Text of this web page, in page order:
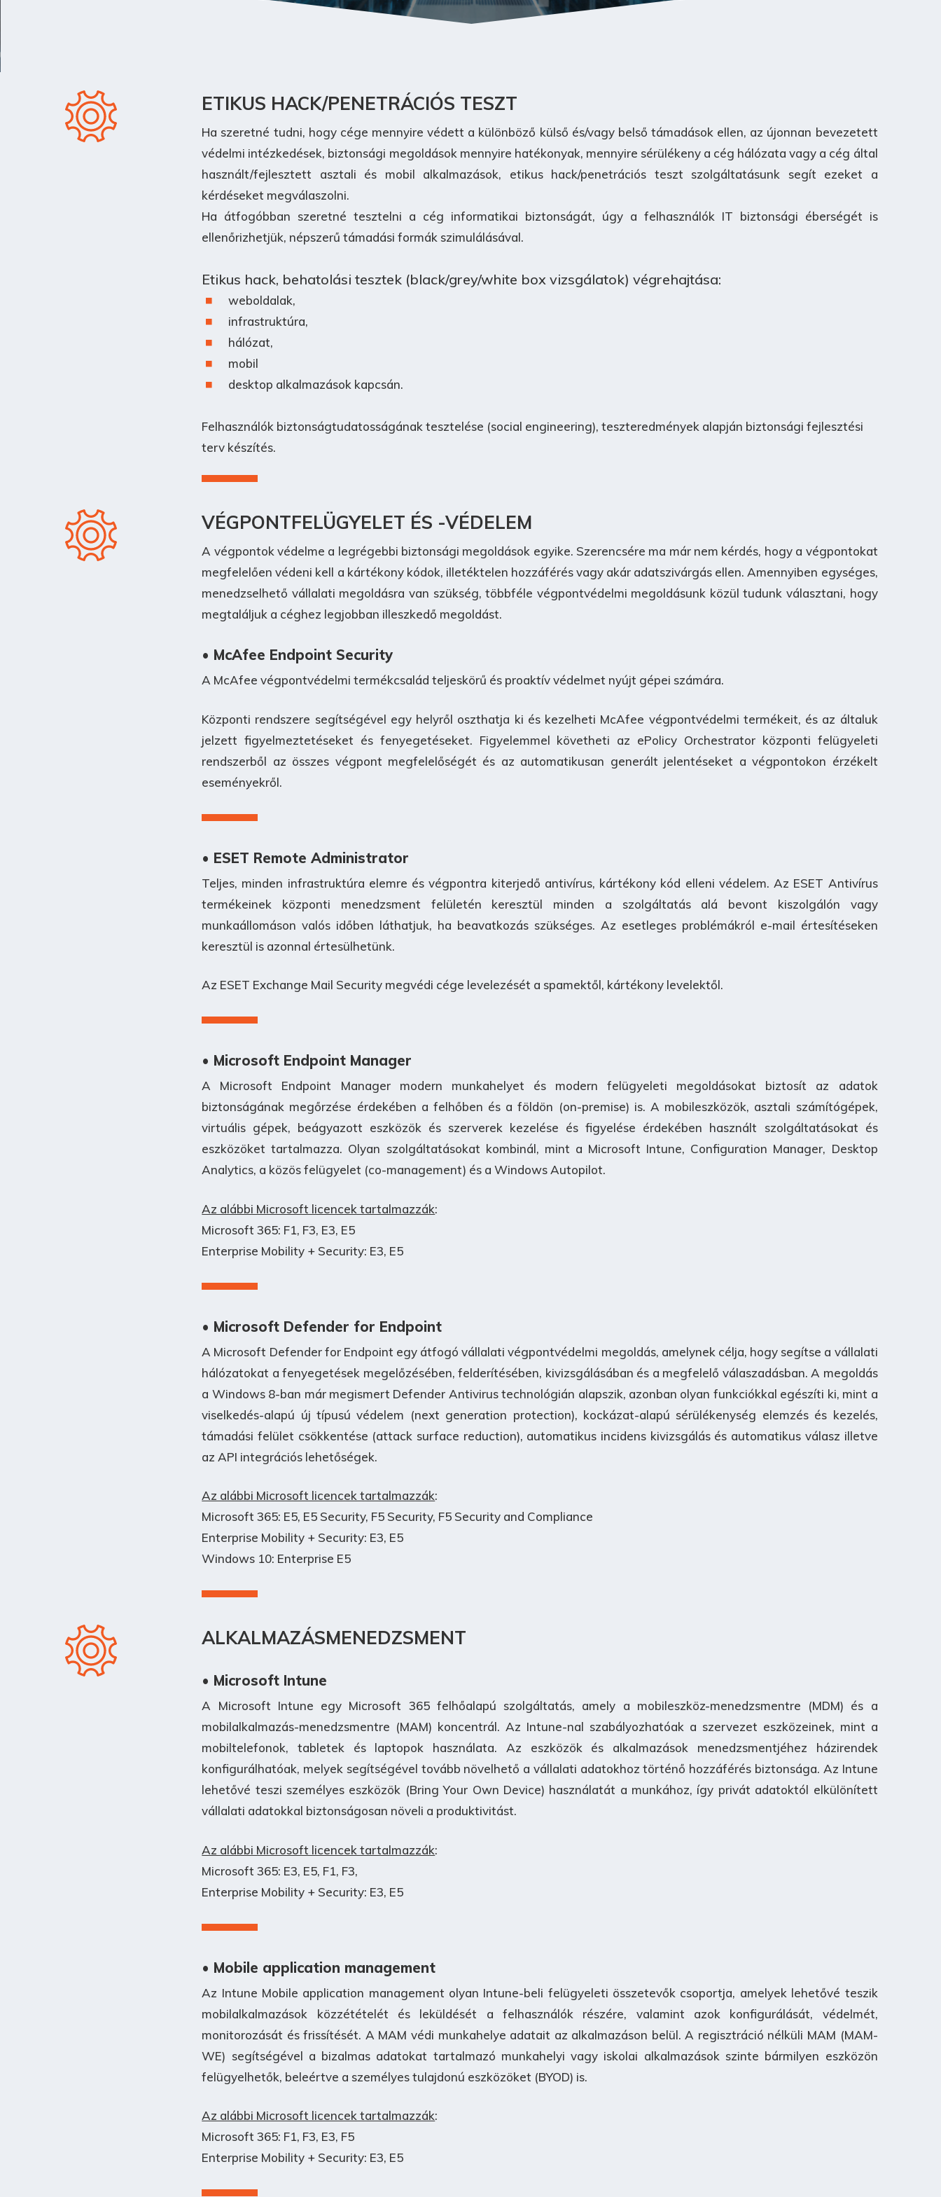
ETIKUS HACK/PENETRÁCIÓS TESZT
Ha szeretné tudni, hogy cége mennyire védett a különböző külső és/vagy belső támadások ellen, az újonnan bevezetett
védelmi intézkedések, biztonsági megoldások mennyire hatékonyak, mennyire sérülékeny a cég hálózata vagy a cég által
használt/fejlesztett asztali és mobil alkalmazások, etikus hack/penetrációs teszt szolgáltatásunk segít ezeket a
kérdéseket megválaszolni.
Ha átfogóbban szeretné tesztelni a cég informatikai biztonságát, úgy a felhasználók IT biztonsági éberségét is
ellenőrizhetjük, népszerű támadási formák szimulálásával.
Etikus hack, behatolási tesztek (black/grey/white box vizsgálatok) végrehajtása:
weboldalak,
infrastruktúra,
hálózat,
mobil
desktop alkalmazások kapcsán.
Felhasználók biztonságtudatosságának tesztelése (social engineering), teszteredmények alapján biztonsági fejlesztési
terv készítés.
VÉGPONTFELÜGYELET ÉS -VÉDELEM
A végpontok védelme a legrégebbi biztonsági megoldások egyike. Szerencsére ma már nem kérdés, hogy a végpontokat
megfelelően védeni kell a kártékony kódok, illetéktelen hozzáférés vagy akár adatszivárgás ellen. Amennyiben egységes,
menedzselhető vállalati megoldásra van szükség, többféle végpontvédelmi megoldásunk közül tudunk választani, hogy
megtaláljuk a céghez legjobban illeszkedő megoldást.
• McAfee Endpoint Security
A McAfee végpontvédelmi termékcsalád teljeskörű és proaktív védelmet nyújt gépei számára.
Központi rendszere segítségével egy helyről oszthatja ki és kezelheti McAfee végpontvédelmi termékeit, és az általuk
jelzett figyelmeztetéseket és fenyegetéseket. Figyelemmel követheti az ePolicy Orchestrator központi felügyeleti
rendszerből az összes végpont megfelelőségét és az automatikusan generált jelentéseket a végpontokon érzékelt
eseményekről.
• ESET Remote Administrator
Teljes, minden infrastruktúra elemre és végpontra kiterjedő antivírus, kártékony kód elleni védelem. Az ESET Antivírus
termékeinek központi menedzsment felületén keresztül minden a szolgáltatás alá bevont kiszolgálón vagy
munkaállomáson valós időben láthatjuk, ha beavatkozás szükséges. Az esetleges problémákról e-mail értesítéseken
keresztül is azonnal értesülhetünk.
Az ESET Exchange Mail Security megvédi cége levelezését a spamektől, kártékony levelektől.
• Microsoft Endpoint Manager
A Microsoft Endpoint Manager modern munkahelyet és modern felügyeleti megoldásokat biztosít az adatok
biztonságának megőrzése érdekében a felhőben és a földön (on-premise) is. A mobileszközök, asztali számítógépek,
virtuális gépek, beágyazott eszközök és szerverek kezelése és figyelése érdekében használt szolgáltatásokat és
eszközöket tartalmazza. Olyan szolgáltatásokat kombinál, mint a Microsoft Intune, Configuration Manager, Desktop
Analytics, a közös felügyelet (co-management) és a Windows Autopilot.
Az alábbi Microsoft licencek tartalmazzák:
Microsoft 365: F1, F3, E3, E5
Enterprise Mobility + Security: E3, E5
• Microsoft Defender for Endpoint
A Microsoft Defender for Endpoint egy átfogó vállalati végpontvédelmi megoldás, amelynek célja, hogy segítse a vállalati
hálózatokat a fenyegetések megelőzésében, felderítésében, kivizsgálásában és a megfelelő válaszadásban. A megoldás
a Windows 8-ban már megismert Defender Antivirus technológián alapszik, azonban olyan funkciókkal egészíti ki, mint a
viselkedés-alapú új típusú védelem (next generation protection), kockázat-alapú sérülékenység elemzés és kezelés,
támadási felület csökkentése (attack surface reduction), automatikus incidens kivizsgálás és automatikus válasz illetve
az API integrációs lehetőségek.
Az alábbi Microsoft licencek tartalmazzák:
Microsoft 365: E5, E5 Security, F5 Security, F5 Security and Compliance
Enterprise Mobility + Security: E3, E5
Windows 10: Enterprise E5
ALKALMAZÁSMENEDZSMENT
• Microsoft Intune
A Microsoft Intune egy Microsoft 365 felhőalapú szolgáltatás, amely a mobileszköz-menedzsmentre (MDM) és a
mobilalkalmazás-menedzsmentre (MAM) koncentrál. Az Intune-nal szabályozhatóak a szervezet eszközeinek, mint a
mobiltelefonok, tabletek és laptopok használata. Az eszközök és alkalmazások menedzsmentjéhez házirendek
konfigurálhatóak, melyek segítségével tovább növelhető a vállalati adatokhoz történő hozzáférés biztonsága. Az Intune
lehetővé teszi személyes eszközök (Bring Your Own Device) használatát a munkához, így privát adatoktól elkülönített
vállalati adatokkal biztonságosan növeli a produktivitást.
Az alábbi Microsoft licencek tartalmazzák:
Microsoft 365: E3, E5, F1, F3,
Enterprise Mobility + Security: E3, E5
• Mobile application management
Az Intune Mobile application management olyan Intune-beli felügyeleti összetevők csoportja, amelyek lehetővé teszik
mobilalkalmazások közzétételét és leküldését a felhasználók részére, valamint azok konfigurálását, védelmét,
monitorozását és frissítését. A MAM védi munkahelye adatait az alkalmazáson belül. A regisztráció nélküli MAM (MAM-
WE) segítségével a bizalmas adatokat tartalmazó munkahelyi vagy iskolai alkalmazások szinte bármilyen eszközön
felügyelhetők, beleértve a személyes tulajdonú eszközöket (BYOD) is.
Az alábbi Microsoft licencek tartalmazzák:
Microsoft 365: F1, F3, E3, F5
Enterprise Mobility + Security: E3, E5